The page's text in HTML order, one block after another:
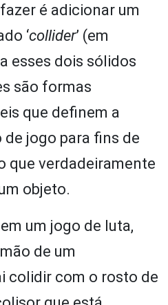
é adicionar um
‘collider’ (em
esses dois sólidos
são formas
que definem a
jogo para fins de
que verdadeiramente
objeto.
um jogo de luta,
de um
colidir com o rosto de